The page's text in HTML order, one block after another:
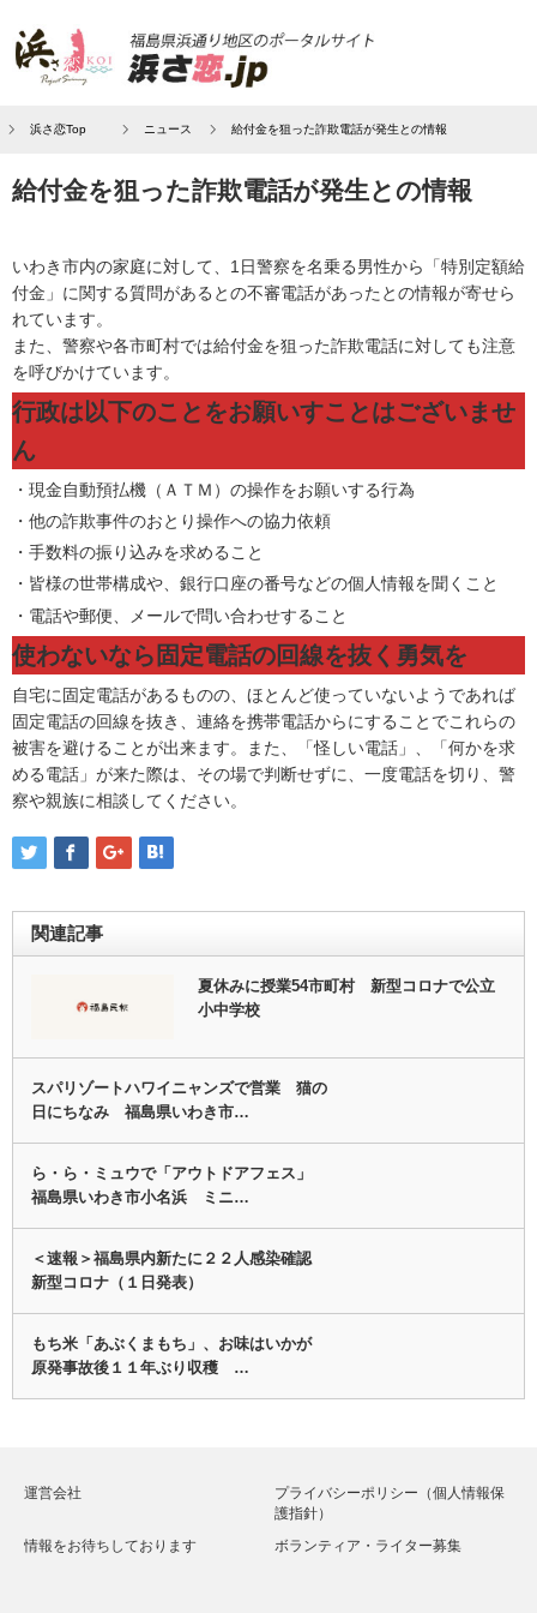
浜さ恋Top ニュース 給付金を狙った詐欺電話が発生との情報
給付金を狙った詐欺電話が発生との情報
いわき市内の家庭に対して、1日警察を名乗る男性から「特別定額給
付金」に関する質問があるとの不審電話があったとの情報が寄せら
れています。
また、警察や各市町村では給付金を狙った詐欺電話に対しても注意
を呼びかけています。
行政は以下のことをお願いすことはございませ
ん
・現金自動預払機（ＡＴＭ）の操作をお願いする行為
・他の詐欺事件のおとり操作への協力依頼
・手数料の振り込みを求めること
・皆様の世帯構成や、銀行口座の番号などの個人情報を聞くこと
・電話や郵便、メールで問い合わせすること
使わないなら固定電話の回線を抜く勇気を
自宅に固定電話があるものの、ほとんど使っていないようであれば
固定電話の回線を抜き、連絡を携帯電話からにすることでこれらの
被害を避けることが出来ます。また、「怪しい電話」、「何かを求
める電話」が来た際は、その場で判断せずに、一度電話を切り、警
察や親族に相談してください。
関連記事
夏休みに授業54市町村 新型コロナで公立
小中学校
スパリゾートハワイニャンズで営業 猫の
日にちなみ 福島県いわき市…
ら・ら・ミュウで「アウトドアフェス」
福島県いわき市小名浜 ミニ…
＜速報＞福島県内新たに２２人感染確認
新型コロナ（１日発表）
もち米「あぶくまもち」、お味はいかが
原発事故後１１年ぶり収穫 …
運営会社
プライバシーポリシー（個人情報保
護指針）
情報をお待ちしております
ボランティア・ライター募集